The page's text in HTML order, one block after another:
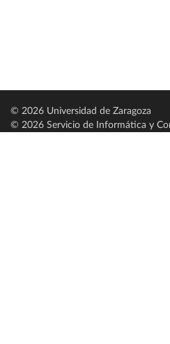
© 2026 Universidad de Zaragoza
© 2026 Servicio de Informática y